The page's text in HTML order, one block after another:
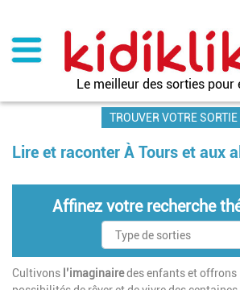
contenu
principal
Le meilleur des sorties pour
TROUVER VOTRE
Lire et raconter À Tours et aux
Affinez votre recherche
Cultivons l’imaginairedes enfants et offrons